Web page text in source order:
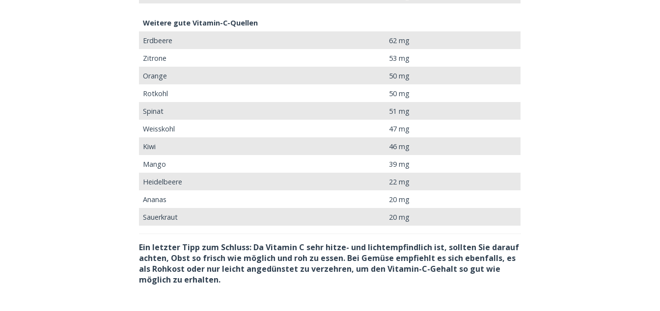
Weitere gute Vitamin-C-Quellen
Erdbeere
62 mg
Zitrone
53 mg
Orange
50 mg
Rotkohl
50 mg
Spinat
51 mg
Weisskohl
47 mg
Kiwi
46 mg
Mango
39 mg
Heidelbeere
22 mg
Ananas
20 mg
Sauerkraut
20 mg
Ein letzter Tipp zum Schluss: Da Vitamin C sehr hitze- und lichtempfindlich ist, sollten Sie darauf
achten, Obst so frisch wie möglich und roh zu essen. Bei Gemüse empfiehlt es sich ebenfalls, es
als Rohkost oder nur leicht angedünstet zu verzehren, um den Vitamin-C-Gehalt so gut wie
möglich zu erhalten.